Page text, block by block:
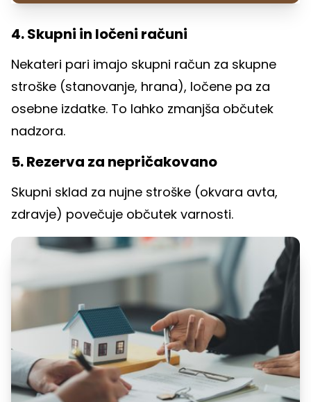
4. Skupni in ločeni računi
Nekateri pari imajo skupni račun za skupne
stroške (stanovanje, hrana), ločene pa za
osebne izdatke. To lahko zmanjša občutek
nadzora.
5. Rezerva za nepričakovano
Skupni sklad za nujne stroške (okvara avta,
zdravje) povečuje občutek varnosti.